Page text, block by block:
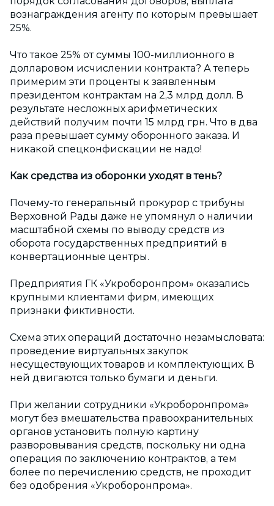
вознаграждения агенту по которым превышает
25%.
Что такое 25% от суммы 100-миллионного в
долларовом исчислении контракта? А теперь
примерим эти проценты к заявленным
президентом контрактам на 2,3 млрд долл. В
результате несложных арифметических
действий получим почти 15 млрд грн. Что в два
раза превышает сумму оборонного заказа. И
никакой спецконфискации не надо!
Как средства из оборонки уходят в тень?
Почему-то генеральный прокурор с трибуны
Верховной Рады даже не упомянул о наличии
масштабной схемы по выводу средств из
оборота государственных предприятий в
конвертационные центры.
Предприятия ГК «Укроборонпром» оказались
крупными клиентами фирм, имеющих
признаки фиктивности.
Схема этих операций достаточно незамысловата:
проведение виртуальных закупок
несуществующих товаров и комплектующих. В
ней двигаются только бумаги и деньги.
При желании сотрудники «Укроборонпрома»
могут без вмешательства правоохранительных
органов установить полную картину
разворовывания средств, поскольку ни одна
операция по заключению контрактов, а тем
более по перечислению средств, не проходит
без одобрения «Укроборонпрома».